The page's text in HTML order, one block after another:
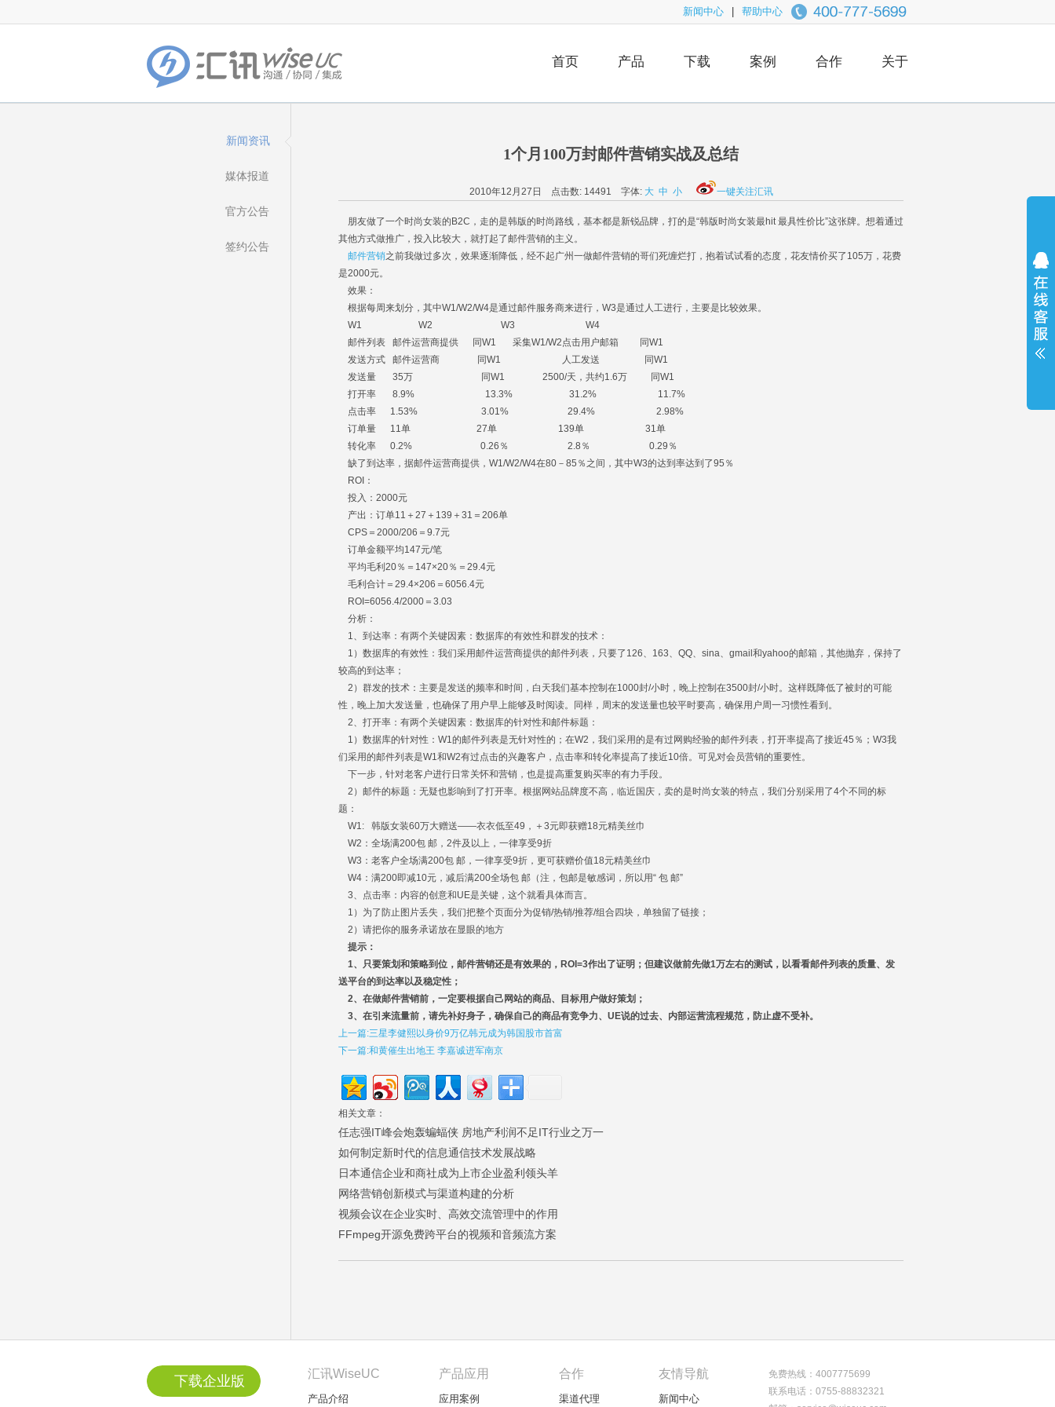
新闻中心 帮助中心
首页 产品 下载 案例 合作 关于
新闻资讯
媒体报道
官方公告
签约公告
1个月100万封邮件营销实战及总结
2010年12月27日 点击数:14491 字体: 大 中 小 一键关注汇讯
朋友做了一个时尚女装的B2C，走的是韩版的时尚路线，基本都是新锐品牌，打的是“韩版时尚女装最hit 最具性价比”这张牌。想着通过
其他方式做推广，投入比较大，就打起了邮件营销的主义。
邮件营销之前我做过多次，效果逐渐降低，经不起广州一做邮件营销的哥们死缠烂打，抱着试试看的态度，花友情价买了105万，花费
是2000元。
效果：
根据每周来划分，其中W1/W2/W4是通过邮件服务商来进行，W3是通过人工进行，主要是比较效果。
W1 W2 W3 W4
邮件列表 邮件运营商提供 同W1 采集W1/W2点击用户邮箱 同W1
发送方式 邮件运营商 同W1 人工发送 同W1
发送量 35万 同W1 2500/天，共约1.6万 同W1
打开率 8.9% 13.3% 31.2% 11.7%
点击率 1.53% 3.01% 29.4% 2.98%
订单量 11单 27单 139单 31单
转化率 0.2% 0.26％ 2.8％ 0.29％
缺了到达率，据邮件运营商提供，W1/W2/W4在80－85％之间，其中W3的达到率达到了95％
ROI：
投入：2000元
产出：订单11＋27＋139＋31＝206单
CPS＝2000/206＝9.7元
订单金额平均147元/笔
平均毛利20％＝147×20％＝29.4元
毛利合计＝29.4×206＝6056.4元
ROI=6056.4/2000＝3.03
分析：
1、到达率：有两个关键因素：数据库的有效性和群发的技术：
1）数据库的有效性：我们采用邮件运营商提供的邮件列表，只要了126、163、QQ、sina、gmail和yahoo的邮箱，其他抛弃，保持了
较高的到达率；
2）群发的技术：主要是发送的频率和时间，白天我们基本控制在1000封/小时，晚上控制在3500封/小时。这样既降低了被封的可能
性，晚上加大发送量，也确保了用户早上能够及时阅读。同样，周末的发送量也较平时要高，确保用户周一习惯性看到。
2、打开率：有两个关键因素：数据库的针对性和邮件标题：
1）数据库的针对性：W1的邮件列表是无针对性的；在W2，我们采用的是有过网购经验的邮件列表，打开率提高了接近45％；W3我
们采用的邮件列表是W1和W2有过点击的兴趣客户，点击率和转化率提高了接近10倍。可见对会员营销的重要性。
下一步，针对老客户进行日常关怀和营销，也是提高重复购买率的有力手段。
2）邮件的标题：无疑也影响到了打开率。根据网站品牌度不高，临近国庆，卖的是时尚女装的特点，我们分别采用了4个不同的标
题：
W1: 韩版女装60万大赠送――衣衣低至49，＋3元即获赠18元精美丝巾
W2：全场满200包 邮，2件及以上，一律享受9折
W3：老客户全场满200包 邮，一律享受9折，更可获赠价值18元精美丝巾
W4：满200即减10元，减后满200全场包 邮（注，包邮是敏感词，所以用“ 包 邮”
3、点击率：内容的创意和UE是关键，这个就看具体而言。
1）为了防止图片丢失，我们把整个页面分为促销/热销/推荐/组合四块，单独留了链接；
2）请把你的服务承诺放在显眼的地方
提示：
1、只要策划和策略到位，邮件营销还是有效果的，ROI=3作出了证明；但建议做前先做1万左右的测试，以看看邮件列表的质量、发
送平台的到达率以及稳定性；
2、在做邮件营销前，一定要根据自己网站的商品、目标用户做好策划；
3、在引来流量前，请先补好身子，确保自己的商品有竞争力、UE说的过去、内部运营流程规范，防止虚不受补。
上一篇:三星李健熙以身价9万亿韩元成为韩国股市首富
下一篇:和黄催生出地王 李嘉诚进军南京
相关文章：
任志强IT峰会炮轰蝙蝠侠 房地产利润不足IT行业之万一
如何制定新时代的信息通信技术发展战略
日本通信企业和商社成为上市企业盈利领头羊
网络营销创新模式与渠道构建的分析
视频会议在企业实时、高效交流管理中的作用
FFmpeg开源免费跨平台的视频和音频流方案
下载企业版 汇讯WiseUC
产品介绍
产品应用
应用案例
合作
渠道代理
友情导航
新闻中心
免费热线：4007775699
联系电话：0755-88832321